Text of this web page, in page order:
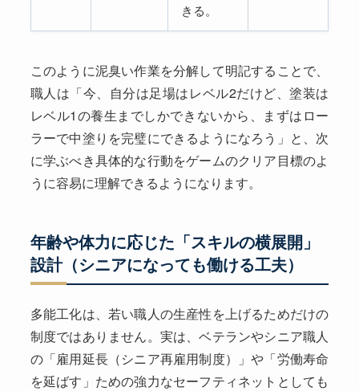
きる。
このように泥臭い作業を分解して明記することで、
職人は「今、自分は足場はレベル2だけど、塗装は
レベル1の養生までしかできないから、まずはロー
ラーで中塗りを完璧にできるようになろう」と、次
に学ぶべき具体的な行動をゲームのクリア目標のよ
うに容易に理解できるようになります。
年齢や体力に応じた「スキルの横展開」
設計（シニアになっても働ける工夫）
多能工化は、若い職人の生産性を上げるためだけの
制度ではありません。実は、ベテランやシニア職人
の「雇用延長（シニア再雇用制度）」や「労働寿命
を延ばす」ための強力なセーフティネットとしても